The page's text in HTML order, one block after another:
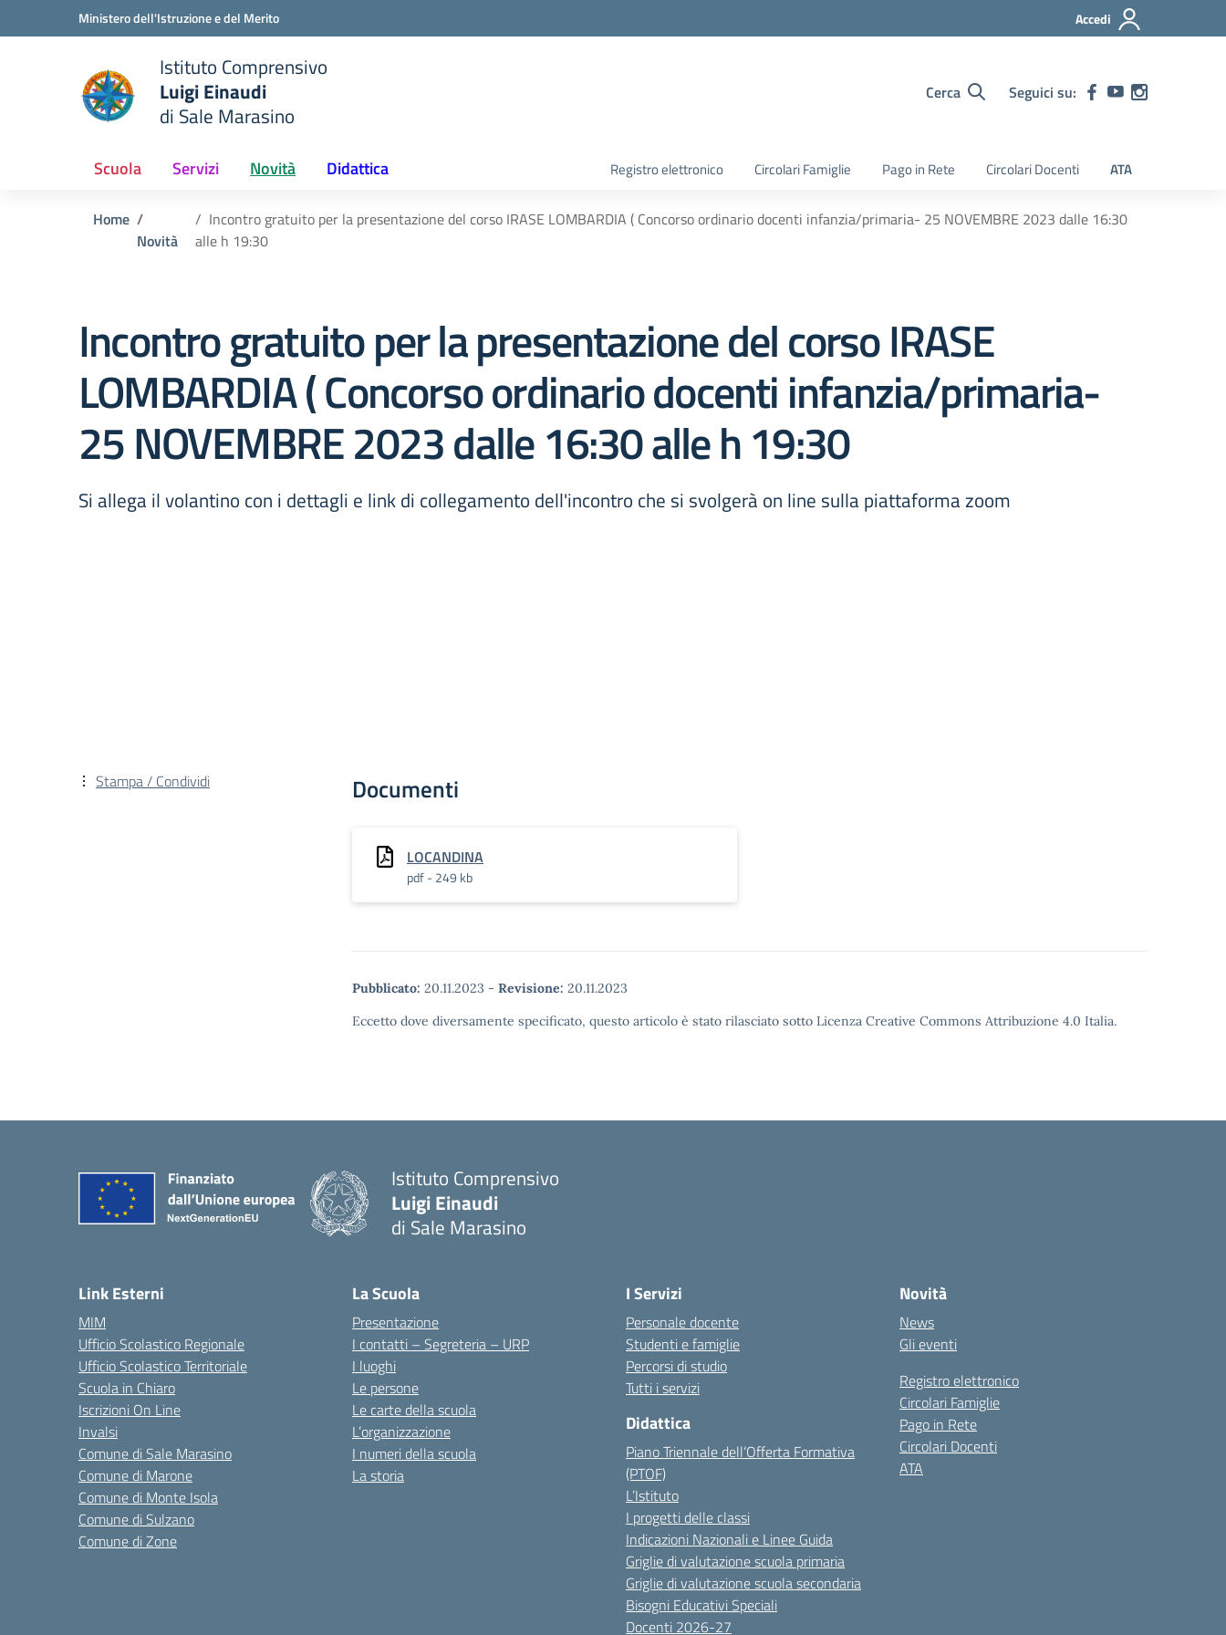
Vai ai contenuti
Vai al menu di navigazioneMinistero dell'Istruzione e del Merito Accedi
scuola
Istituto Comprensivo
Luigi Einaudi
di Sale Marasino
Cerca Seguici su:
Scuola Servizi Novità Didattica Registro elettronico Circolari Famiglie Pago in Rete Circolari Docenti ATA
Home
Novità
Incontro gratuito per la presentazione del corso IRASE LOMBARDIA ( Concorso ordinario docenti infanzia/primaria- 25 NOVEMBRE 2023 dalle 16:30
alle h 19:30
Incontro gratuito per la presentazione del corso IRASE
LOMBARDIA ( Concorso ordinario docenti infanzia/primaria-
25 NOVEMBRE 2023 dalle 16:30 alle h 19:30
Si allega il volantino con i dettagli e link di collegamento dell'incontro che si svolgerà on line sulla piattaforma zoom
Documenti
LOCANDINA
pdf - 249 kb
Pubblicato: 20.11.2023 - Revisione: 20.11.2023
Eccetto dove diversamente specificato, questo articolo è stato rilasciato sotto Licenza Creative Commons Attribuzione 4.0 Italia.
Stampa / Condividi
Istituto Comprensivo
Luigi Einaudi
di Sale Marasino
Link Esterni
MIM
Ufficio Scolastico Regionale
Ufficio Scolastico Territoriale
Scuola in Chiaro
Iscrizioni On Line
Invalsi
Comune di Sale Marasino
Comune di Marone
Comune di Monte Isola
Comune di Sulzano
Comune di Zone
La Scuola
Presentazione
I contatti – Segreteria – URP
I luoghi
Le persone
Le carte della scuola
L’organizzazione
I numeri della scuola
La storia
I Servizi
Personale docente
Studenti e famiglie
Percorsi di studio
Tutti i servizi
Didattica
Piano Triennale dell’Offerta Formativa
(PTOF)
L’Istituto
I progetti delle classi
Indicazioni Nazionali e Linee Guida
Griglie di valutazione scuola primaria
Griglie di valutazione scuola secondaria
Bisogni Educativi Speciali
Docenti 2026-27
Novità
News
Gli eventi
Registro elettronico
Circolari Famiglie
Pago in Rete
Circolari Docenti
ATA